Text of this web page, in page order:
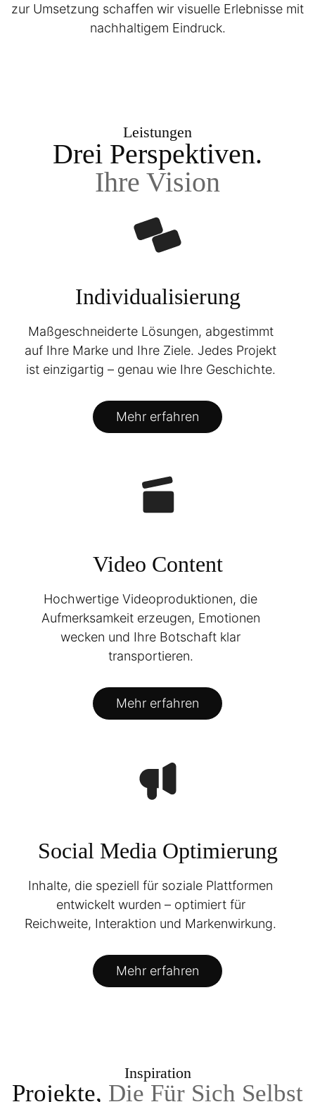
zur Umsetzung schaffen wir visuelle Erlebnisse mit
nachhaltigem Eindruck.
Leistungen
Drei Perspektiven.
Ihre Vision
Individualisierung
Maßgeschneiderte Lösungen, abgestimmt
auf Ihre Marke und Ihre Ziele. Jedes Projekt
ist einzigartig – genau wie Ihre Geschichte.
Mehr erfahren
Video Content
Hochwertige Videoproduktionen, die
Aufmerksamkeit erzeugen, Emotionen
wecken und Ihre Botschaft klar
transportieren.
Mehr erfahren
Social Media Optimierung
Inhalte, die speziell für soziale Plattformen
entwickelt wurden – optimiert für
Reichweite, Interaktion und Markenwirkung.
Mehr erfahren
Inspiration
Projekte, Die Für Sich Selbst